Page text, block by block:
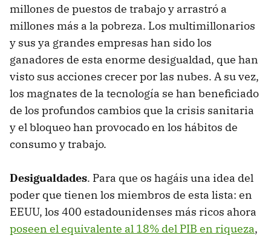
millones de puestos de trabajo y arrastró a
millones más a la pobreza. Los multimillonarios
y sus ya grandes empresas han sido los
ganadores de esta enorme desigualdad, que han
visto sus acciones crecer por las nubes. A su vez,
los magnates de la tecnología se han beneficiado
de los profundos cambios que la crisis sanitaria
y el bloqueo han provocado en los hábitos de
consumo y trabajo.
Desigualdades. Para que os hagáis una idea del
poder que tienen los miembros de esta lista: en
EEUU, los 400 estadounidenses más ricos ahora
poseen el equivalente al 18% del PIB en riqueza,